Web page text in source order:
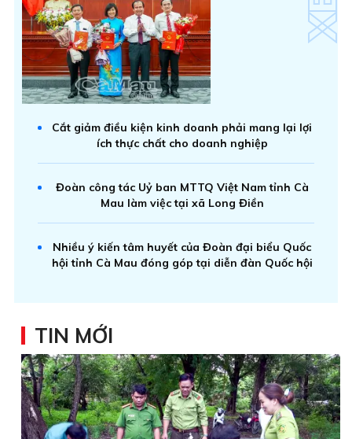
Cắt giảm điều kiện kinh doanh phải mang lại lợi
ích thực chất cho doanh nghiệp
Đoàn công tác Uỷ ban MTTQ Việt Nam tỉnh Cà
Mau làm việc tại xã Long Điền
Nhiều ý kiến tâm huyết của Đoàn đại biểu Quốc
hội tỉnh Cà Mau đóng góp tại diễn đàn Quốc hội
TIN MỚI